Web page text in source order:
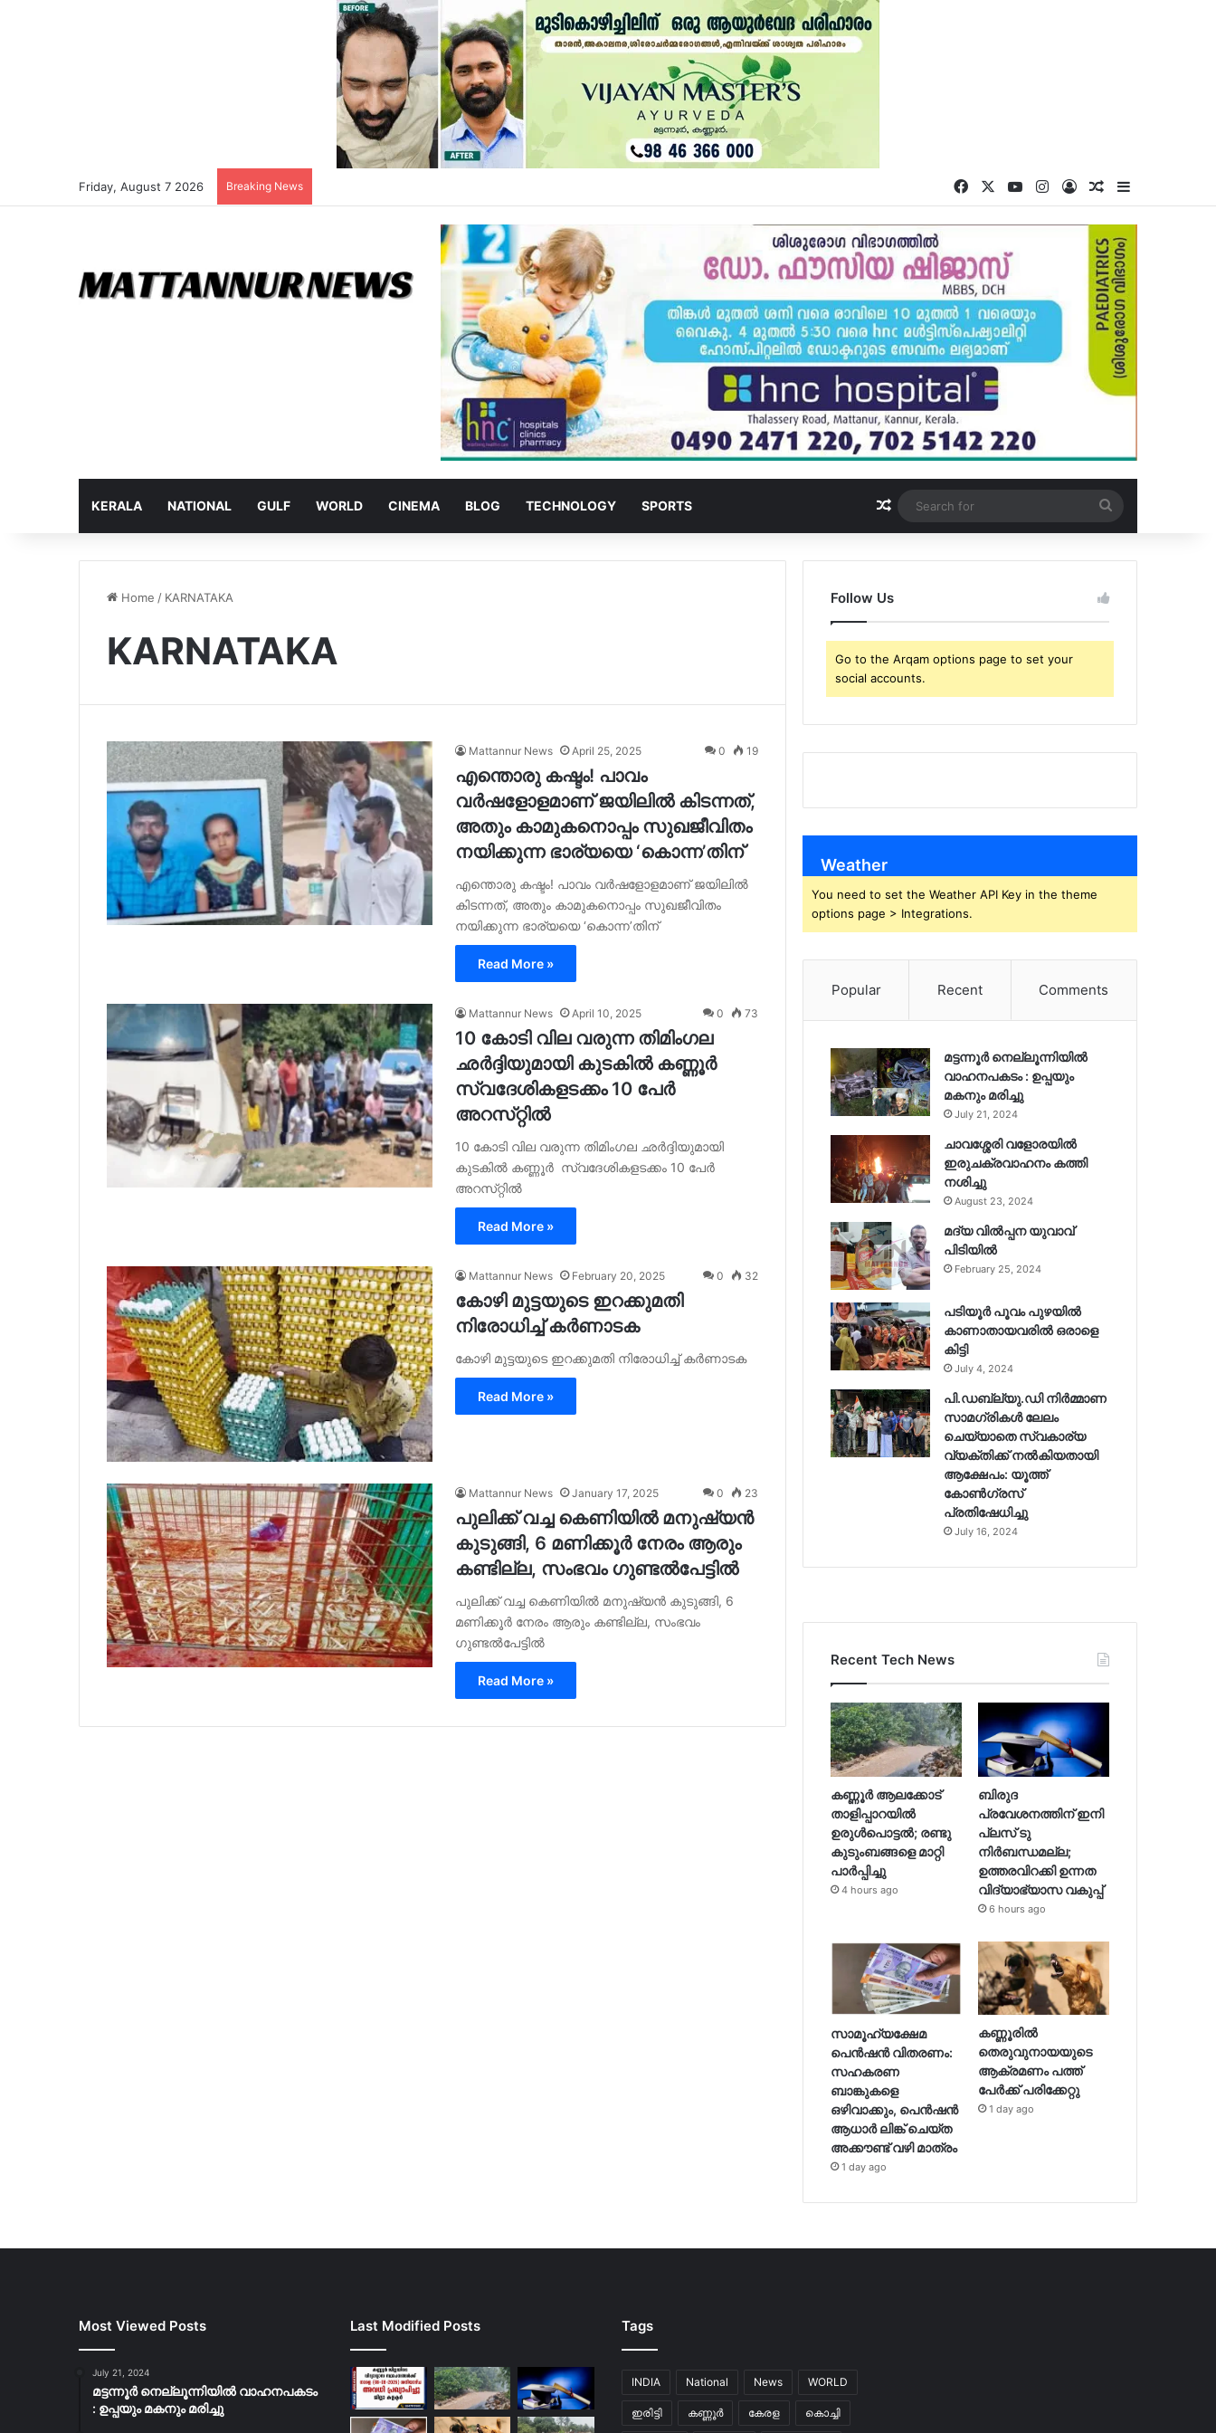
Friday, August 7 2026 Breaking News Facebook YouTubeInstagram
Log InRandom Article
KERALA NATIONAL GULF WORLD CINEMA BLOG TECHNOLOGY SPORTS Random Article
for
Home / KARNATAKA
KARNATAKA
Mattannur News April 25, 2025 0 19
എന്തൊരു കഷ്ടം! പാവം
വര്‍ഷളോളമാണ് ജയിലിൽ കിടന്നത്,
അതും കാമുകനൊപ്പം സുഖജീവിതം
നയിക്കുന്ന ഭാര്യയെ ‘കൊന്ന’തിന്
എന്തൊരു കഷ്ടം! പാവം വര്‍ഷളോളമാണ് ജയിലിൽ
കിടന്നത്, അതും കാമുകനൊപ്പം സുഖജീവിതം
നയിക്കുന്ന ഭാര്യയെ ‘കൊന്ന’തിന്
Read More »
Mattannur News April 10, 2025 0 73
10 കോടി വില വരുന്ന തിമിംഗല
ഛർദ്ദിയുമായി കുടകിൽ കണ്ണൂർ
സ്വദേശികളടക്കം 10 പേർ
അറസ്‌റ്റിൽ
10 കോടി വില വരുന്ന തിമിംഗല ഛർദ്ദിയുമായി
കുടകിൽ കണ്ണൂർ സ്വദേശികളടക്കം 10 പേർ
അറസ്‌റ്റിൽ
Read More »
Mattannur News February 20, 2025 0 32
കോഴി മുട്ടയുടെ ഇറക്കുമതി
നിരോധിച്ച് കർണാടക
കോ​ഴി മു​ട്ടയുടെ ഇ​റ​ക്കു​മ​തി നി​രോ​ധി​ച്ച് ക​ർ​ണാ​ട​ക
Read More »
Mattannur News January 17, 2025 0 23
പുലിക്ക് വച്ച കെണിയിൽ മനുഷ്യൻ
കുടുങ്ങി, 6 മണിക്കൂർ നേരം ആരും
കണ്ടില്ല, സംഭവം ഗുണ്ടൽപേട്ടിൽ
പുലിക്ക് വച്ച കെണിയിൽ മനുഷ്യൻ കുടുങ്ങി, 6
മണിക്കൂർ നേരം ആരും കണ്ടില്ല, സംഭവം
ഗുണ്ടൽപേട്ടിൽ
Read More »
Follow Us
Go to the Arqam options page to set your
social accounts.
Weather
You need to set the Weather API Key in the theme
options page > Integrations.
Popular Recent Comments
മട്ടന്നൂർ നെല്ലൂന്നിയിൽ
വാഹനപകടം : ഉപ്പയും
മകനും മരിച്ചു
July 21, 2024
ചാവശ്ശേരി വളോരയിൽ
ഇരുചക്രവാഹനം കത്തി
നശിച്ചു
August 23, 2024
മദ്യ വിൽപ്പന യുവാവ്
പിടിയിൽ
February 25, 2024
പടിയൂർ പൂവം പുഴയിൽ
കാണാതായവരിൽ ഒരാളെ
കിട്ടി
July 4, 2024
പി.ഡബ്ല്യു.ഡി നിർമ്മാണ
സാമഗ്രികൾ ലേലം
ചെയ്യാതെ സ്വകാര്യ
വ്യക്തിക്ക് നൽകിയതായി
ആക്ഷേപം: യൂത്ത്
കോൺഗ്രസ്
പ്രതിഷേധിച്ചു
July 16, 2024
Recent Tech News
കണ്ണൂർ ആലക്കോട്
താളിപ്പാറയിൽ
ഉരുൾപൊട്ടൽ; രണ്ടു
കുടുംബങ്ങളെ മാറ്റി
പാർപ്പിച്ചു
4 hours ago
ബിരുദ
പ്രവേശനത്തിന് ഇനി
പ്ലസ് ടു
നിര്‍ബന്ധമല്ല;
ഉത്തരവിറക്കി ഉന്നത
വിദ്യാഭ്യാസ വകുപ്പ്
6 hours ago
സാമൂഹ്യക്ഷേമ
പെൻഷൻ വിതരണം:
സഹകരണ
ബാങ്കുകളെ
ഒഴിവാക്കും, പെൻഷൻ
ആധാർ‌ ലിങ്ക് ചെയ്ത
അക്കൗണ്ട് വഴി മാത്രം
1 day ago
കണ്ണൂരിൽ
തെരുവുനായയുടെ
ആക്രമണം പത്ത്
പേർക്ക് പരിക്കേറ്റു
1 day ago
Most Viewed Posts
July 21, 2024
മട്ടന്നൂർ നെല്ലൂന്നിയിൽ വാഹനപകടം
: ഉപ്പയും മകനും മരിച്ചു
Last Modified Posts Tags
INDIA National News WORLD
ഇരിട്ടി കണ്ണൂർ കേരള കൊച്ചി